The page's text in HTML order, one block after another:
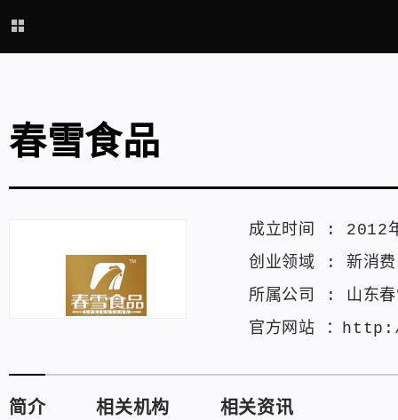
春雪食品
成立时间 : 2012
创业领域 : 新消费
所属公司 :
山东
官方网站 ：
简介 相关机构 相关资讯